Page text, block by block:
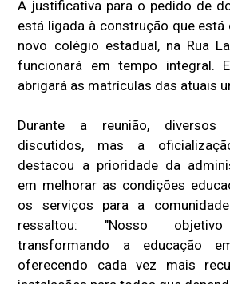
A justificativa para o pedido de
está ligada à construção que está
novo colégio estadual, na Rua
funcionará em tempo integral.
abrigará as matrículas das atuais
Durante a reunião, diversos
discutidos, mas a
destacou a prioridade da
em melhorar as condições
os serviços para a
ressaltou: "Nosso
transformando a educação
oferecendo cada vez mais